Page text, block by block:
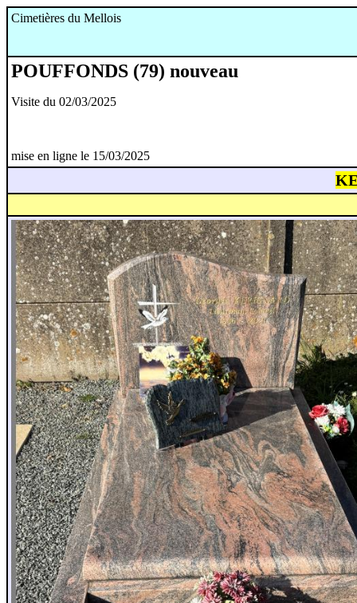
Cimetières du Mellois
POUFFONDS (79) nouveau
Visite du 02/03/2025
mise en ligne le 15/03/2025